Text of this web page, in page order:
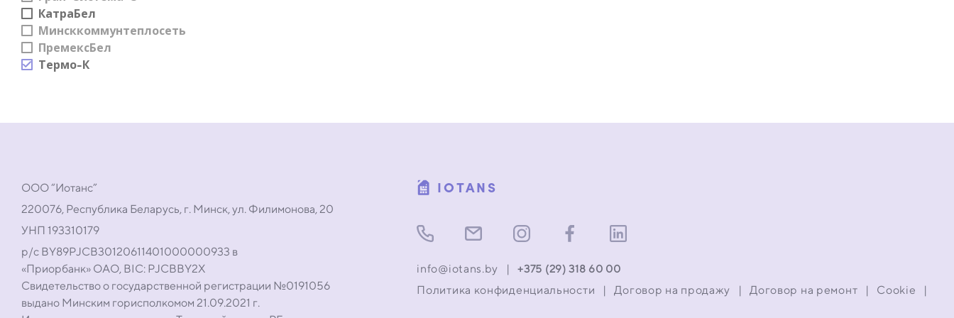
КатраБел
Минсккоммунтеплосеть
ПремексБел
Термо-К
ООО “Иотанс”
220076, Республика Беларусь, г. Минск, ул. Филимонова, 20
УНП 193310179
р/с BY89PJCB30120611401000000933 в
«Приорбанк» ОАО, BIC: PJCBBY2X
Свидетельство о государственной регистрации №0191056
выдано Минским горисполкомом 21.09.2021 г.
IOTANS
info@iotans.by | +375 (29) 318 60 00
Политика конфиденциальности | Договор на продажу | Договор на ремонт | Cookie |